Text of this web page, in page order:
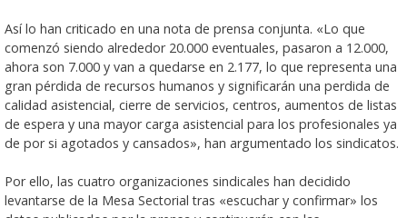
Así lo han criticado en una nota de prensa conjunta. «Lo que
comenzó siendo alrededor 20.000 eventuales, pasaron a 12.000,
ahora son 7.000 y van a quedarse en 2.177, lo que representa una
gran pérdida de recursos humanos y significarán una perdida de
calidad asistencial, cierre de servicios, centros, aumentos de listas
de espera y una mayor carga asistencial para los profesionales ya
de por si agotados y cansados», han argumentado los sindicatos.
Por ello, las cuatro organizaciones sindicales han decidido
levantarse de la Mesa Sectorial tras «escuchar y confirmar» los